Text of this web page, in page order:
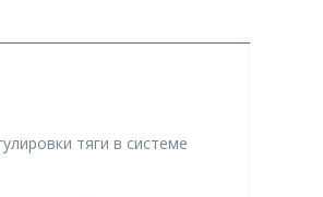
тяги в системе